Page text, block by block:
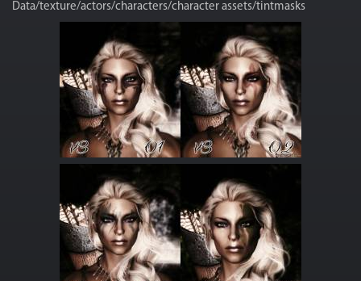
Data/texture/actors/characters/character assets/tintmasks